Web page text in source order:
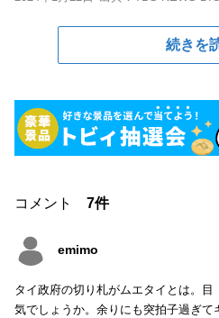
続きを
コメント 7件
emimo
タイ政府の切り札がムエタイとは。
気でしょうか。余りにも突拍子過ぎて